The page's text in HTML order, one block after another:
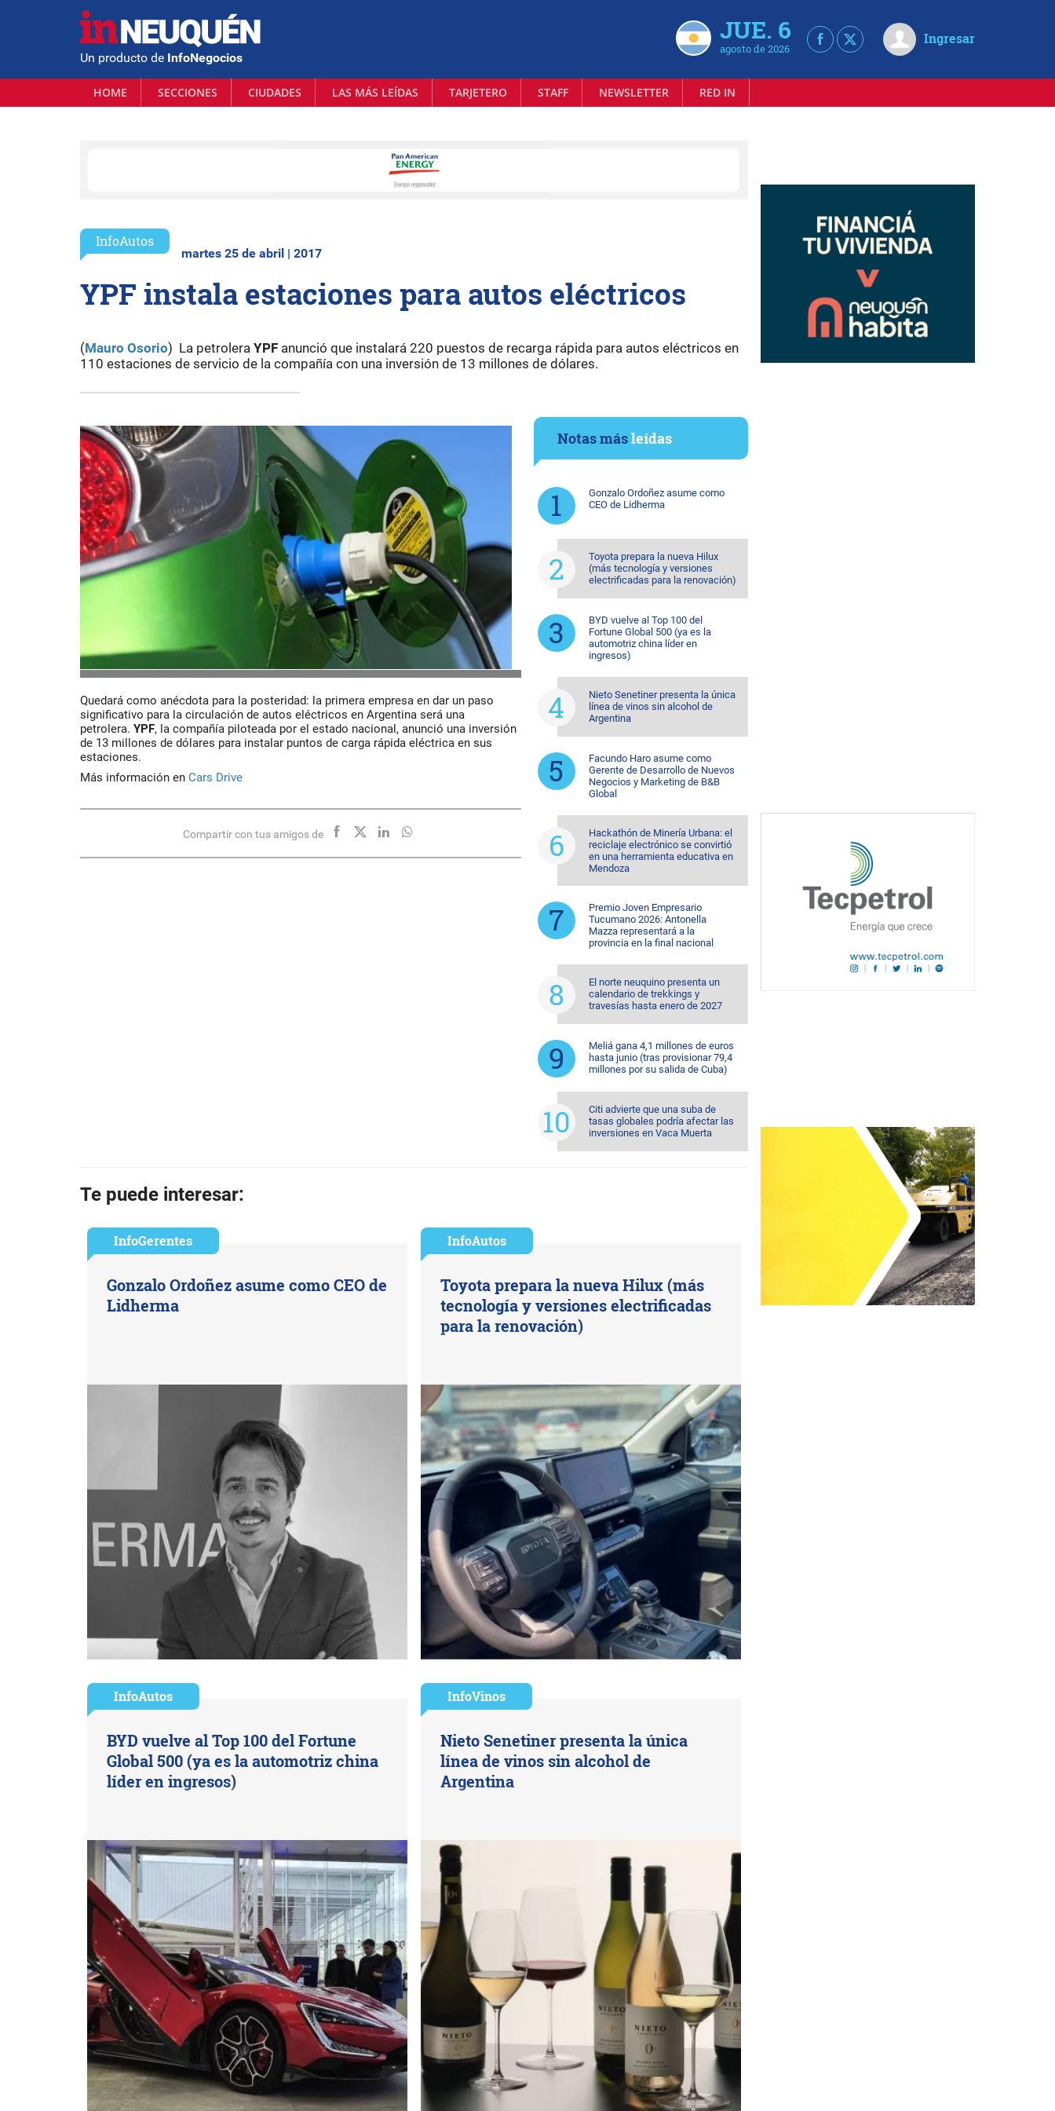
Un producto de InfoNegocios
JUE. 6
agosto de 2026
Ingresar
HOME SECCIONES CIUDADES LAS MÁS LEÍDAS TARJETERO STAFF NEWSLETTER RED IN
InfoAutos
martes 25 de abril | 2017
YPF instala estaciones para autos eléctricos
(Mauro Osorio) La petrolera YPF anunció que instalará 220 puestos de recarga rápida para autos eléctricos en
110 estaciones de servicio de la compañía con una inversión de 13 millones de dólares.
Quedará como anécdota para la posteridad: la primera empresa en dar un paso
significativo para la circulación de autos eléctricos en Argentina será una
petrolera. YPF, la compañía piloteada por el estado nacional, anunció una inversión
de 13 millones de dólares para instalar puntos de carga rápida eléctrica en sus
estaciones.
Más información en Cars Drive
Compartir con tus amigos de
Notas másleídas
Gonzalo Ordoñez asume como
CEO de Lidherma
Toyota prepara la nueva Hilux
(más tecnología y versiones
electrificadas para la renovación)
BYD vuelve al Top 100 del
Fortune Global 500 (ya es la
automotriz china líder en
ingresos)
Nieto Senetiner presenta la única
línea de vinos sin alcohol de
Argentina
Facundo Haro asume como
Gerente de Desarrollo de Nuevos
Negocios y Marketing de B&B
Global
Hackathón de Minería Urbana: el
reciclaje electrónico se convirtió
en una herramienta educativa en
Mendoza
Premio Joven Empresario
Tucumano 2026: Antonella
Mazza representará a la
provincia en la final nacional
El norte neuquino presenta un
calendario de trekkings y
travesías hasta enero de 2027
Meliá gana 4,1 millones de euros
hasta junio (tras provisionar 79,4
millones por su salida de Cuba)
Citi advierte que una suba de
tasas globales podría afectar las
inversiones en Vaca Muerta
Te puede interesar:
InfoGerentes
Gonzalo Ordoñez asume como CEO de
Lidherma
InfoAutos
Toyota prepara la nueva Hilux (más
tecnología y versiones electrificadas
para la renovación)
InfoAutos
BYD vuelve al Top 100 del Fortune
Global 500 (ya es la automotriz china
líder en ingresos)
InfoVinos
Nieto Senetiner presenta la única
línea de vinos sin alcohol de
Argentina